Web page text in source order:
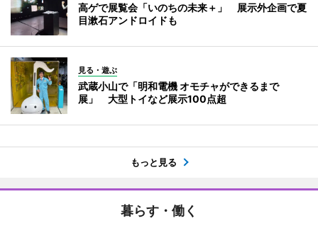
高ゲで展覧会「いのちの未来＋」 展示外企画で夏
目漱石アンドロイドも
見る・遊ぶ
武蔵小山で「明和電機 オモチャができるまで
展」 大型トイなど展示100点超
もっと見る
暮らす・働く